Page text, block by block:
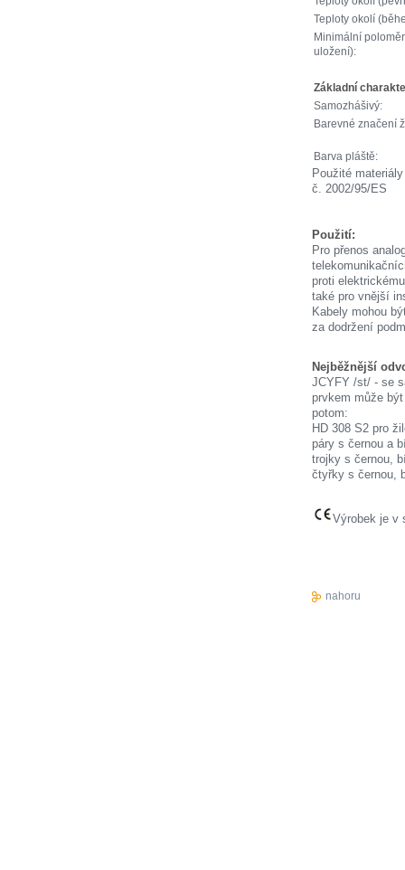
Teploty okolí
Minimální
uložení):
Základní
Samozhášivý:
Barevné značení
Barva pláště:
Použité
č. 2002/95/ES
Použití:
Pro přenos
proti
také pro vnější
Kabely mohou
za dodržení
Nejběžnější
JCYFY /st/ - se
prvkem může
potom:
HD 308 S2 pro
páry s černou a
trojky s černou,
čtyřky s černou,
Výrobek je v
nahoru